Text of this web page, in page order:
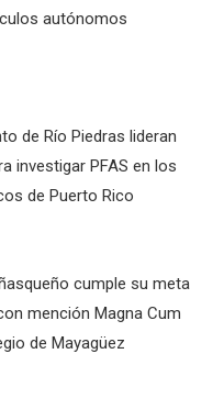
autónomos
de Río Piedras lideran
investigar PFAS en los
de Puerto Rico
cumple su meta
mención Magna Cum
de Mayagüez